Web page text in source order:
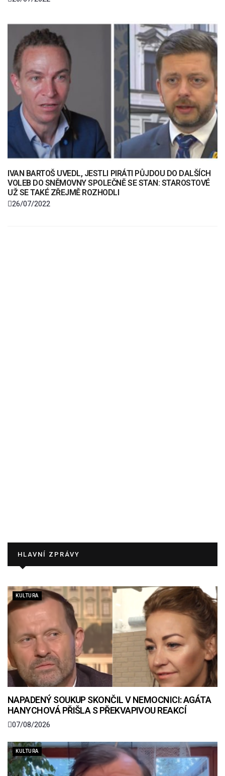
IVAN BARTOŠ UVEDL, JESTLI PIRÁTI PŮJDOU DO DALŠÍCH
VOLEB DO SNĚMOVNY SPOLEČNĚ SE STAN: STAROSTOVÉ
UŽ SE TAKÉ ZŘEJMĚ ROZHODLI
26/07/2022
HLAVNÍ ZPRÁVY
KULTURA
NAPADENÝ SOUKUP SKONČIL V NEMOCNICI: AGÁTA
HANYCHOVÁ PŘIŠLA S PŘEKVAPIVOU REAKCÍ
07/08/2026
KULTURA